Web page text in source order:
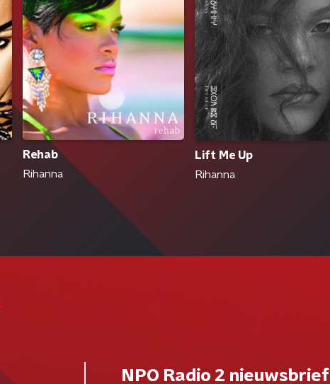
Rehab
Rihanna
Lift Me Up
Rihanna
NPO Radio 2 nieuwsbrief